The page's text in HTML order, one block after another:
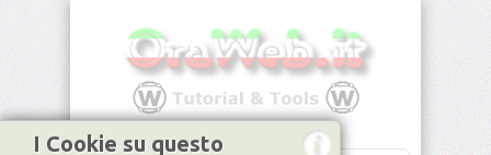
I Cookie su questo